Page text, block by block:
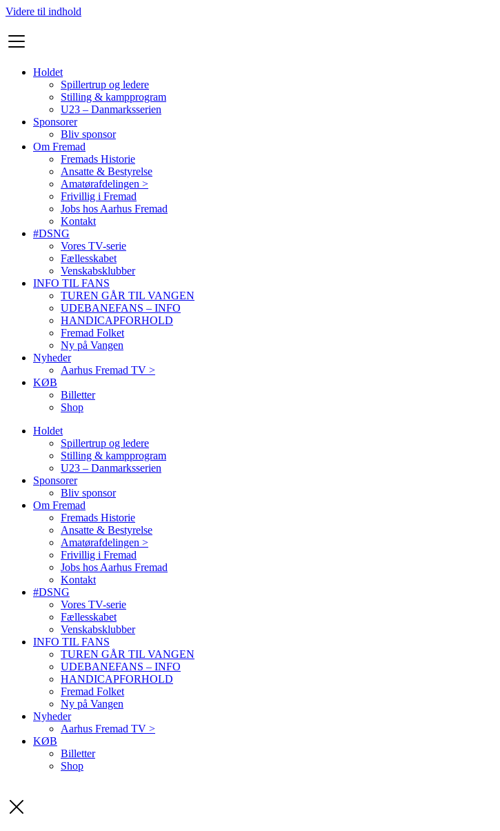
Videre til indhold
Holdet
Spillertrup og ledere
Stilling & kampprogram
U23 – Danmarksserien
Sponsorer
Bliv sponsor
Om Fremad
Fremads Historie
Ansatte & Bestyrelse
Amatørafdelingen >
Frivillig i Fremad
Jobs hos Aarhus Fremad
Kontakt
#DSNG
Vores TV-serie
Fællesskabet
Venskabsklubber
INFO TIL FANS
TUREN GÅR TIL VANGEN
UDEBANEFANS – INFO
HANDICAPFORHOLD
Fremad Folket
Ny på Vangen
Nyheder
Aarhus Fremad TV >
KØB
Billetter
Shop
Holdet
Spillertrup og ledere
Stilling & kampprogram
U23 – Danmarksserien
Sponsorer
Bliv sponsor
Om Fremad
Fremads Historie
Ansatte & Bestyrelse
Amatørafdelingen >
Frivillig i Fremad
Jobs hos Aarhus Fremad
Kontakt
#DSNG
Vores TV-serie
Fællesskabet
Venskabsklubber
INFO TIL FANS
TUREN GÅR TIL VANGEN
UDEBANEFANS – INFO
HANDICAPFORHOLD
Fremad Folket
Ny på Vangen
Nyheder
Aarhus Fremad TV >
KØB
Billetter
Shop